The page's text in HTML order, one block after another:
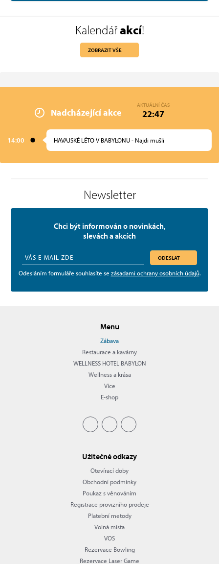
Kalendářakcí!
ZOBRAZIT VŠE
Nadcházející akce
AKTUÁLNÍ ČAS
22:47
14:00 HAVAJSKÉ LÉTO V BABYLONU - Najdi mušli
Newsletter
Chci být informován o novinkách,
slevách a akcích
ODESLAT
Odesláním formuláře souhlasíte se zásadami ochrany osobních údajů.
Menu
Zábava
Restaurace a kavárny
WELLNESS HOTEL BABYLON
Wellness a krása
Více
E-shop
Užitečné odkazy
Otevírací doby
Obchodní podmínky
Poukaz s věnováním
Registrace provizního prodeje
Platební metody
Volná místa
VOS
Rezervace Bowling
Rezervace Laser Game